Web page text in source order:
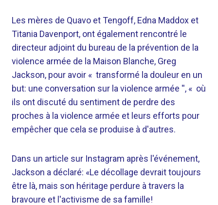
Les mères de Quavo et Tengoff, Edna Maddox et
Titania Davenport, ont également rencontré le
directeur adjoint du bureau de la prévention de la
violence armée de la Maison Blanche, Greg
Jackson, pour avoir « transformé la douleur en un
but: une conversation sur la violence armée '', « où
ils ont discuté du sentiment de perdre des
proches à la violence armée et leurs efforts pour
empêcher que cela se produise à d'autres.
Dans un article sur Instagram après l'événement,
Jackson a déclaré: «Le décollage devrait toujours
être là, mais son héritage perdure à travers la
bravoure et l'activisme de sa famille!